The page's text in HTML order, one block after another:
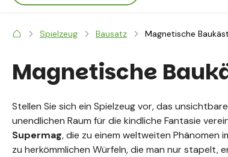
Spielzeug Bausatz Magnetische
Magnetische
Stellen Sie sich ein Spielzeug vor, das
unendlichen Raum für die kindliche Fantasie
Supermag, die zu einem weltweiten Phänomen
zu herkömmlichen Würfeln, die man nur stapelt,